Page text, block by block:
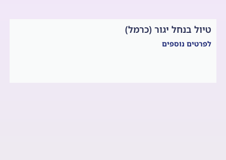
טיול בנחל יגור (כרמל)
לפרטים נוספים